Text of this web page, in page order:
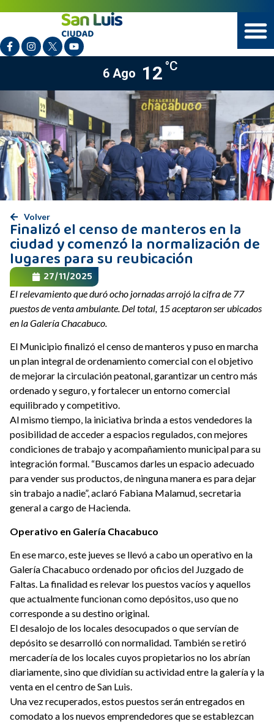
6 Ago 12 °C
Volver
Finalizó el censo de manteros en la
ciudad y comenzó la normalización de
lugares para su reubicación
27/11/2025
El relevamiento que duró ocho jornadas arrojó la cifra de 77
puestos de venta ambulante. Del total, 15 aceptaron ser ubicados
en la Galería Chacabuco.
El Municipio finalizó el censo de manteros y puso en marcha
un plan integral de ordenamiento comercial con el objetivo
de mejorar la circulación peatonal, garantizar un centro más
ordenado y seguro, y fortalecer un entorno comercial
equilibrado y competitivo.
Al mismo tiempo, la iniciativa brinda a estos vendedores la
posibilidad de acceder a espacios regulados, con mejores
condiciones de trabajo y acompañamiento municipal para su
integración formal. “Buscamos darles un espacio adecuado
para vender sus productos, de ninguna manera es para dejar
sin trabajo a nadie”, aclaró Fabiana Malamud, secretaria
general a cargo de Hacienda.
Operativo en Galería Chacabuco
En ese marco, este jueves se llevó a cabo un operativo en la
Galería Chacabuco ordenado por oficios del Juzgado de
Faltas. La finalidad es relevar los puestos vacíos y aquellos
que actualmente funcionan como depósitos, uso que no
corresponde a su destino original.
El desalojo de los locales desocupados o que servían de
depósito se desarrolló con normalidad. También se retiró
mercadería de los locales cuyos propietarios no los abrían
diariamente, sino que dividían su actividad entre la galería y la
venta en el centro de San Luis.
Una vez recuperados, estos puestos serán entregados en
comodato a los nuevos emprendedores que se establezcan